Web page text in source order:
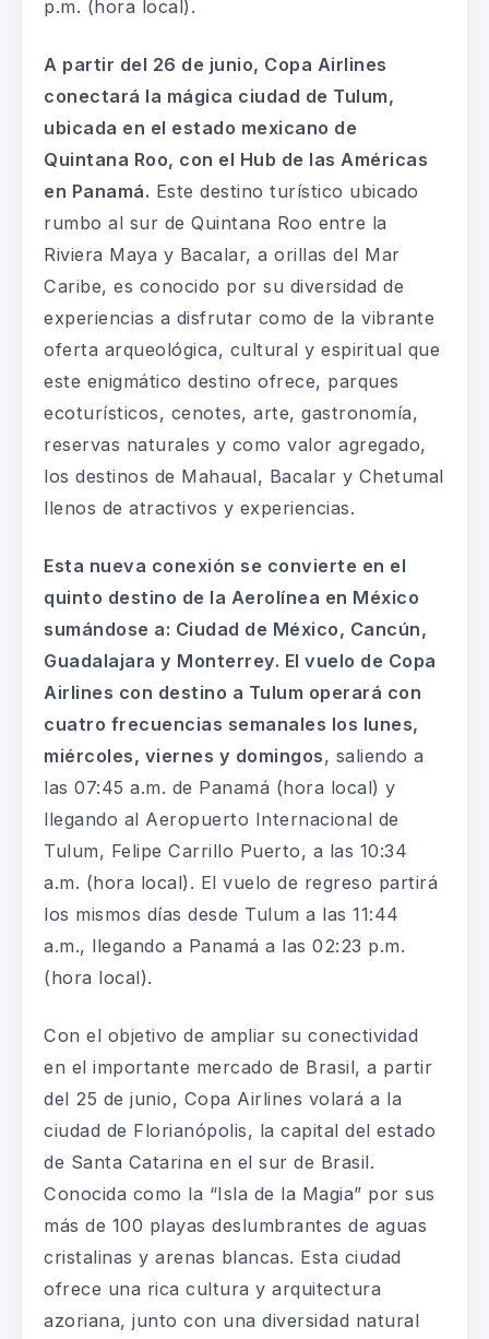
p.m. (hora local).
A partir del 26 de junio, Copa Airlines
conectará la mágica ciudad de Tulum,
ubicada en el estado mexicano de
Quintana Roo, con el Hub de las Américas
en Panamá. Este destino turístico ubicado
rumbo al sur de Quintana Roo entre la
Riviera Maya y Bacalar, a orillas del Mar
Caribe, es conocido por su diversidad de
experiencias a disfrutar como de la vibrante
oferta arqueológica, cultural y espiritual que
este enigmático destino ofrece, parques
ecoturísticos, cenotes, arte, gastronomía,
reservas naturales y como valor agregado,
los destinos de Mahaual, Bacalar y Chetumal
llenos de atractivos y experiencias.
Esta nueva conexión se convierte en el
quinto destino de la Aerolínea en México
sumándose a: Ciudad de México, Cancún,
Guadalajara y Monterrey. El vuelo de Copa
Airlines con destino a Tulum operará con
cuatro frecuencias semanales los lunes,
miércoles, viernes y domingos, saliendo a
las 07:45 a.m. de Panamá (hora local) y
llegando al Aeropuerto Internacional de
Tulum, Felipe Carrillo Puerto, a las 10:34
a.m. (hora local). El vuelo de regreso partirá
los mismos días desde Tulum a las 11:44
a.m., llegando a Panamá a las 02:23 p.m.
(hora local).
Con el objetivo de ampliar su conectividad
en el importante mercado de Brasil, a partir
del 25 de junio, Copa Airlines volará a la
ciudad de Florianópolis, la capital del estado
de Santa Catarina en el sur de Brasil.
Conocida como la “Isla de la Magia” por sus
más de 100 playas deslumbrantes de aguas
cristalinas y arenas blancas. Esta ciudad
ofrece una rica cultura y arquitectura
azoriana, junto con una diversidad natural